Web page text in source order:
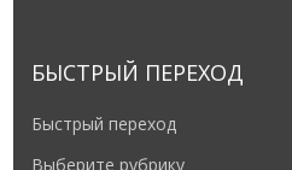
БЫСТРЫЙ ПЕРЕХОД
Быстрый переход